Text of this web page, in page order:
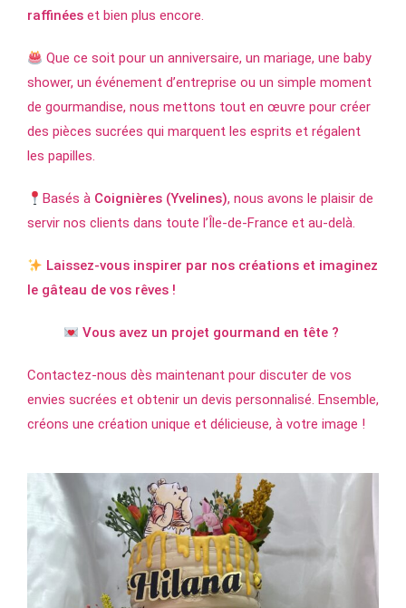
raffinées et bien plus encore.
Que ce soit pour un anniversaire, un mariage, une baby
shower, un événement d’entreprise ou un simple moment
de gourmandise, nous mettons tout en œuvre pour créer
des pièces sucrées qui marquent les esprits et régalent
les papilles.
Basés à Coignières (Yvelines), nous avons le plaisir de
servir nos clients dans toute l’Île-de-France et au-delà.
Laissez-vous inspirer par nos créations et imaginez
le gâteau de vos rêves !
Vous avez un projet gourmand en tête ?
Contactez-nous dès maintenant pour discuter de vos
envies sucrées et obtenir un devis personnalisé. Ensemble,
créons une création unique et délicieuse, à votre image !